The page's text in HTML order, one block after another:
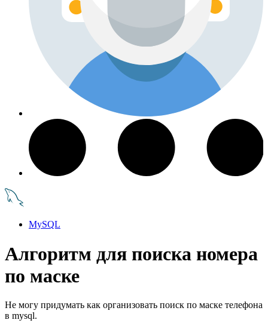
MySQL
Алгоритм для поиска номера
по маске
Не могу придумать как организовать поиск по маске телефона
в mysql.